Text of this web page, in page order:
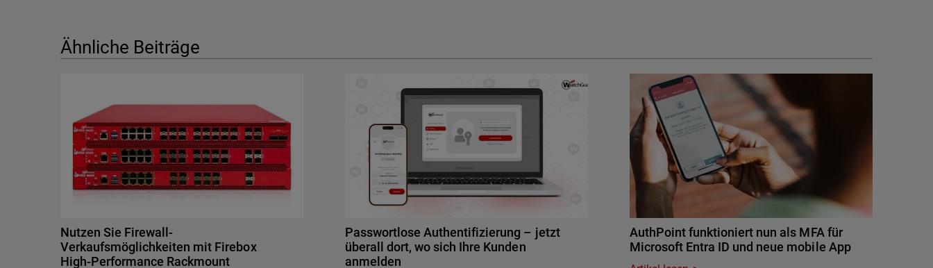
Ähnliche Beiträge
Nutzen Sie Firewall-
Verkaufsmöglichkeiten mit Firebox
High-Performance Rackmount
Passwortlose Authentifizierung – jetzt
überall dort, wo sich Ihre Kunden
anmelden
AuthPoint funktioniert nun als MFA für
Microsoft Entra ID und neue mobile App